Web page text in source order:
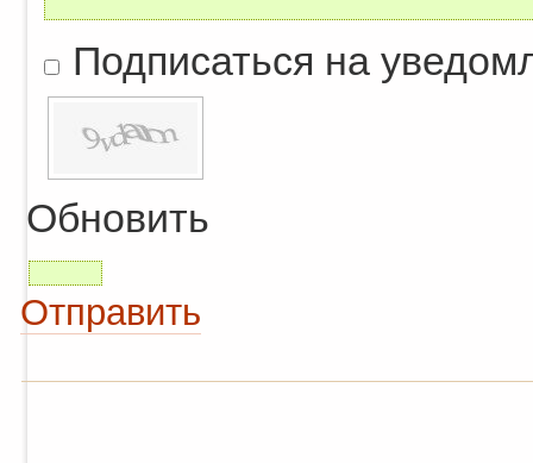
Подписаться на
Обновить
Отправить